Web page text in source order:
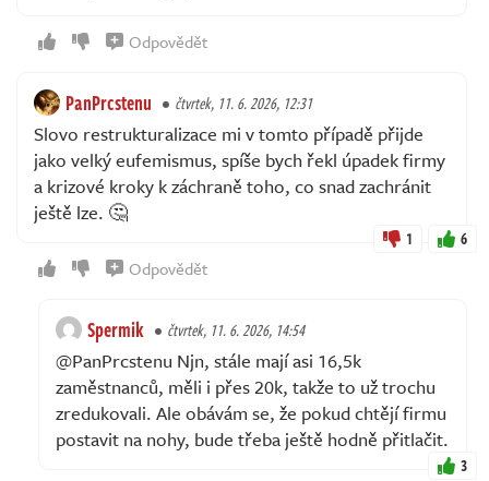
Odpovědět
PanPrcstenu čtvrtek, 11. 6. 2026, 12:31
Slovo restrukturalizace mi v tomto případě přijde
jako velký eufemismus, spíše bych řekl úpadek firmy
a krizové kroky k záchraně toho, co snad zachránit
ještě lze. 🤔
1 6
Odpovědět
Spermik čtvrtek, 11. 6. 2026, 14:54
@PanPrcstenu Njn, stále mají asi 16,5k
zaměstnanců, měli i přes 20k, takže to už trochu
zredukovali. Ale obávám se, že pokud chtějí firmu
postavit na nohy, bude třeba ještě hodně přitlačit.
3